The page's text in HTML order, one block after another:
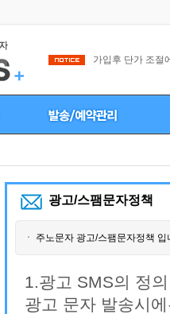
가입후 단가 조절
광고/스팸문자정책
ㆍ 주노문자 광고/스팸문자정책 입
1.광고 SMS의 정
광고 문자 발송시